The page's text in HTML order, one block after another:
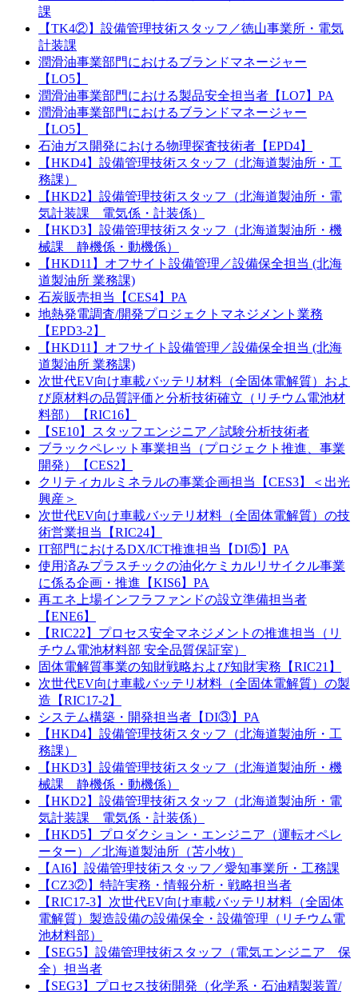
課
【TK4②】設備管理技術スタッフ／徳山事業所・電気
計装課
潤滑油事業部門におけるブランドマネージャー
【LO5】
潤滑油事業部門における製品安全担当者【LO7】PA
潤滑油事業部門におけるブランドマネージャー
【LO5】
石油ガス開発における物理探査技術者【EPD4】
【HKD4】設備管理技術スタッフ（北海道製油所・工
務課）
【HKD2】設備管理技術スタッフ（北海道製油所・電
気計装課 電気係・計装係）
【HKD3】設備管理技術スタッフ（北海道製油所・機
械課 静機係・動機係）
【HKD11】オフサイト設備管理／設備保全担当 (北海
道製油所 業務課)
石炭販売担当【CES4】PA
地熱発電調査/開発プロジェクトマネジメント業務
【EPD3-2】
【HKD11】オフサイト設備管理／設備保全担当 (北海
道製油所 業務課)
次世代EV向け車載バッテリ材料（全固体電解質）およ
び原材料の品質評価と分析技術確立（リチウム電池材
料部）【RIC16】
【SE10】スタッフエンジニア／試験分析技術者
ブラックペレット事業担当（プロジェクト推進、事業
開発）【CES2】
クリティカルミネラルの事業企画担当【CES3】＜出光
興産＞
次世代EV向け車載バッテリ材料（全固体電解質）の技
術営業担当【RIC24】
IT部門におけるDX/ICT推進担当【DI⑤】PA
使用済みプラスチックの油化ケミカルリサイクル事業
に係る企画・推進【KIS6】PA
再エネ上場インフラファンドの設立準備担当者
【ENE6】
【RIC22】プロセス安全マネジメントの推進担当（リ
チウム電池材料部 安全品質保証室）
固体電解質事業の知財戦略および知財実務【RIC21】
次世代EV向け車載バッテリ材料（全固体電解質）の製
造【RIC17-2】
システム構築・開発担当者【DI③】PA
【HKD4】設備管理技術スタッフ（北海道製油所・工
務課）
【HKD3】設備管理技術スタッフ（北海道製油所・機
械課 静機係・動機係）
【HKD2】設備管理技術スタッフ（北海道製油所・電
気計装課 電気係・計装係）
【HKD5】プロダクション・エンジニア（運転オペレ
ーター）／北海道製油所（苫小牧）
【AI6】設備管理技術スタッフ／愛知事業所・工務課
【CZ3②】特許実務・情報分析・戦略担当者
【RIC17-3】次世代EV向け車載バッテリ材料（全固体
電解質）製造設備の設備保全・設備管理（リチウム電
池材料部）
【SEG5】設備管理技術スタッフ（電気エンジニア 保
全）担当者
【SEG3】プロセス技術開発（化学系・石油精製装置/